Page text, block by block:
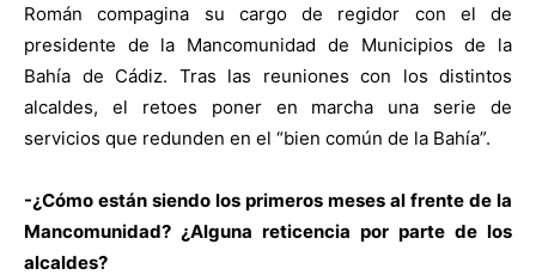
Román compagina su cargo de regidor con el de
presidente de la Mancomunidad de Municipios de la
Bahía de Cádiz. Tras las reuniones con los distintos
alcaldes, el retoes poner en marcha una serie de
servicios que redunden en el “bien común de la Bahía”.
-¿Cómo están siendo los primeros meses al frente de la
Mancomunidad? ¿Alguna reticencia por parte de los
alcaldes?